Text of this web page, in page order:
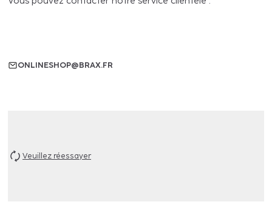
ONLINESHOP@BRAX.FR
Veuillez réessayer